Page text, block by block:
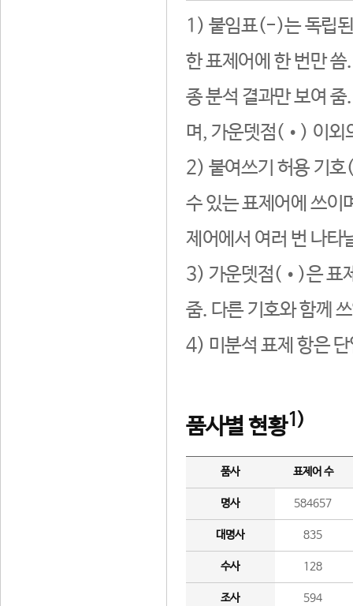
1) 붙임표(-)는 독립된
한 표제어에 한 번만
종 분석 결과만 보여
며, 가운뎃점(•) 이외
2) 붙여쓰기 허용 기호
수 있는 표제어에 쓰이
제어에서 여러 번 나타
3) 가운뎃점(•)은 표
줌. 다른 기호와 함께
4) 미분석 표제 항은
품사별 현황1)
품사 표제어 수
명사 584657
대명사 835
수사 128
조사 594